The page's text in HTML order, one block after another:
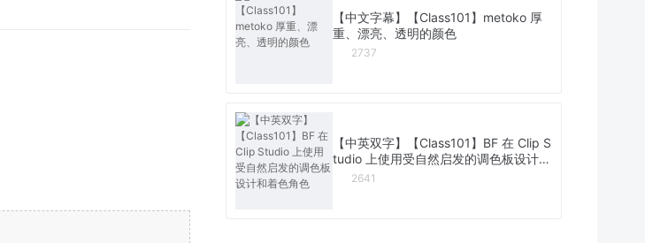
【中文字幕】【Class101】metoko 厚
重、漂亮、透明的颜色
2737
【中英双字】【Class101】BF 在 Clip S
tudio 上使用受自然启发的调色板设计和
着色角色
2641